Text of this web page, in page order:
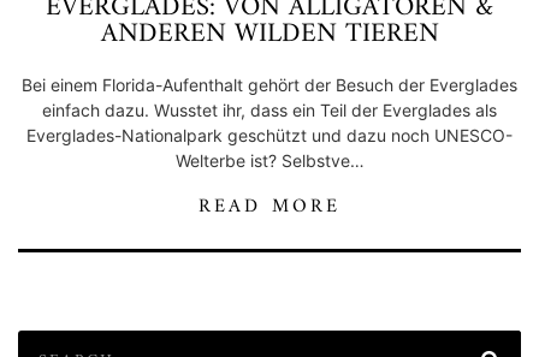
ANDEREN WILDEN TIEREN
Bei einem Florida-Aufenthalt gehört der Besuch der Everglades
einfach dazu. Wusstet ihr, dass ein Teil der Everglades als
Everglades-Nationalpark geschützt und dazu noch UNESCO-
Welterbe ist? Selbstve…
READ MORE